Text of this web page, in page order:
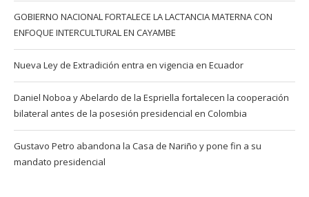
GOBIERNO NACIONAL FORTALECE LA LACTANCIA MATERNA CON
ENFOQUE INTERCULTURAL EN CAYAMBE
Nueva Ley de Extradición entra en vigencia en Ecuador
Daniel Noboa y Abelardo de la Espriella fortalecen la cooperación
bilateral antes de la posesión presidencial en Colombia
Gustavo Petro abandona la Casa de Nariño y pone fin a su
mandato presidencial